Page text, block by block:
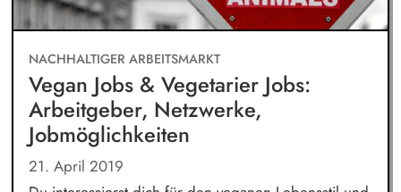
NACHHALTIGER ARBEITSMARKT
Vegan Jobs & Vegetarier Jobs:
Arbeitgeber, Netzwerke,
Jobmöglichkeiten
21. April 2019